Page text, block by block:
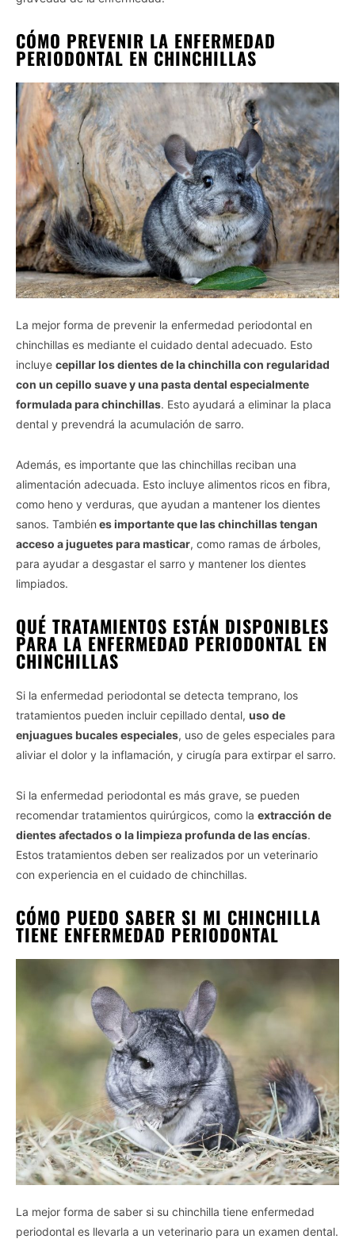
CÓMO PREVENIR LA ENFERMEDAD
PERIODONTAL EN CHINCHILLAS
La mejor forma de prevenir la enfermedad periodontal en
chinchillas es mediante el cuidado dental adecuado. Esto
incluye cepillar los dientes de la chinchilla con regularidad
con un cepillo suave y una pasta dental especialmente
formulada para chinchillas. Esto ayudará a eliminar la placa
dental y prevendrá la acumulación de sarro.
Además, es importante que las chinchillas reciban una
alimentación adecuada. Esto incluye alimentos ricos en fibra,
como heno y verduras, que ayudan a mantener los dientes
sanos. También es importante que las chinchillas tengan
acceso a juguetes para masticar, como ramas de árboles,
para ayudar a desgastar el sarro y mantener los dientes
limpiados.
QUÉ TRATAMIENTOS ESTÁN DISPONIBLES
PARA LA ENFERMEDAD PERIODONTAL EN
CHINCHILLAS
Si la enfermedad periodontal se detecta temprano, los
tratamientos pueden incluir cepillado dental, uso de
enjuagues bucales especiales, uso de geles especiales para
aliviar el dolor y la inflamación, y cirugía para extirpar el sarro.
Si la enfermedad periodontal es más grave, se pueden
recomendar tratamientos quirúrgicos, como la extracción de
dientes afectados o la limpieza profunda de las encías.
Estos tratamientos deben ser realizados por un veterinario
con experiencia en el cuidado de chinchillas.
CÓMO PUEDO SABER SI MI CHINCHILLA
TIENE ENFERMEDAD PERIODONTAL
La mejor forma de saber si su chinchilla tiene enfermedad
periodontal es llevarla a un veterinario para un examen dental.